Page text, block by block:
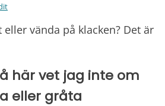
vända på klacken? Det är
här vet jag inte om
eller gråta